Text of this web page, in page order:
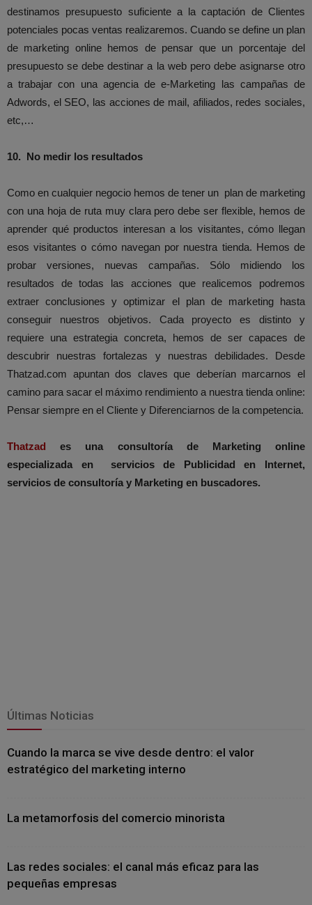
destinamos presupuesto suficiente a la captación de Clientes
potenciales pocas ventas realizaremos. Cuando se define un plan
de marketing online hemos de pensar que un porcentaje del
presupuesto se debe destinar a la web pero debe asignarse otro
a trabajar con una agencia de e-Marketing las campañas de
Adwords, el SEO, las acciones de mail, afiliados, redes sociales,
etc,…
10. No medir los resultados
Como en cualquier negocio hemos de tener un plan de marketing
con una hoja de ruta muy clara pero debe ser flexible, hemos de
aprender qué productos interesan a los visitantes, cómo llegan
esos visitantes o cómo navegan por nuestra tienda. Hemos de
probar versiones, nuevas campañas. Sólo midiendo los
resultados de todas las acciones que realicemos podremos
extraer conclusiones y optimizar el plan de marketing hasta
conseguir nuestros objetivos. Cada proyecto es distinto y
requiere una estrategia concreta, hemos de ser capaces de
descubrir nuestras fortalezas y nuestras debilidades. Desde
Thatzad.com apuntan dos claves que deberían marcarnos el
camino para sacar el máximo rendimiento a nuestra tienda online:
Pensar siempre en el Cliente y Diferenciarnos de la competencia.
Thatzad es una consultoría de Marketing online
especializada en servicios de Publicidad en Internet,
servicios de consultoría y Marketing en buscadores.
Últimas Noticias
Cuando la marca se vive desde dentro: el valor
estratégico del marketing interno
La metamorfosis del comercio minorista
Las redes sociales: el canal más eficaz para las
pequeñas empresas